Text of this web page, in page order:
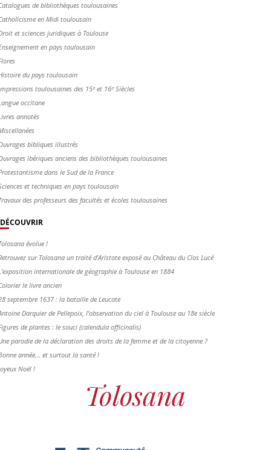
de bibliothèques toulousaines
en Midi toulousain
et sciences juridiques à Toulouse
en pays toulousain
du pays toulousain
toulousaines des 15ᵉ et 16ᵉ Siècles
occitane
annotés
bibliques illustrés
ibériques anciens des bibliothèques toulousaines
dans le Sud de la France
et techniques en pays toulousain
des professeurs des facultés et écoles toulousaines
DÉCOUVRIR
évolue !
sur Tolosana un traité d'Aristote exposé au Château du Clos Lucé
internationale de géographie à Toulouse en 1884
le livre ancien
septembre 1637 : la bataille de Leucate
Darquier de Pellepoix, l’observation du ciel à Toulouse au 18e siècle
de plantes : le souci (calendula officinalis)
parodie de la déclaration des droits de la femme et de la citoyenne ?
année... et surtout la santé !
Noël !